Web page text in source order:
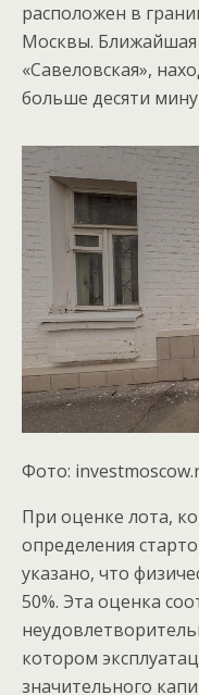
расположен в
Москвы.
«Савеловская»,
больше десяти
Фото:
При оценке лота,
определения
указано, что
50%. Эта оценка
котором
значительного